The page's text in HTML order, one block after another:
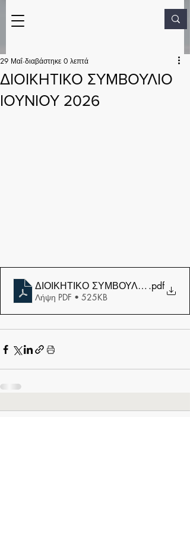
ΔΙΟΙΚΗΤΙΚΟ ΣΥΜΒΟΥΛΙΟ
ΙΟΥΝΙΟΥ 2026
29 Μαΐ διαβάστηκε 0 λεπτά
ΔΙΟΙΚΗΤΙΚΟ ΣΥΜΒΟΥΛΙΟ ΙΟΥΝΙΟΥ
.pdf
Λήψη PDF • 525KB